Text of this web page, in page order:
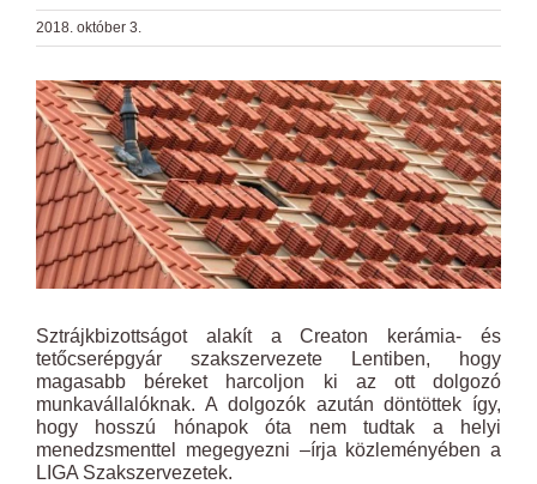
2018. október 3.
View
Larger
Image
Sztrájkbizottságot alakít a Creaton kerámia- és
tetőcserépgyár szakszervezete Lentiben, hogy
magasabb béreket harcoljon ki az ott dolgozó
munkavállalóknak. A dolgozók azután döntöttek így,
hogy hosszú hónapok óta nem tudtak a helyi
menedzsmenttel megegyezni –írja közleményében a
LIGA Szakszervezetek.